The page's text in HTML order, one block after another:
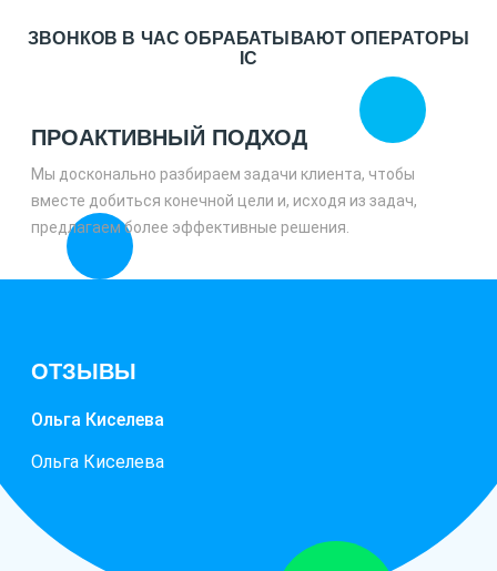
ЗВОНКОВ В ЧАС ОБРАБАТЫВАЮТ ОПЕРАТОРЫ
IC
ПРОАКТИВНЫЙ ПОДХОД
Мы досконально разбираем задачи клиента, чтобы
вместе добиться конечной цели и, исходя из задач,
предлагаем более эффективные решения.
ОТЗЫВЫ
Ольга Киселева
Ольга Киселева